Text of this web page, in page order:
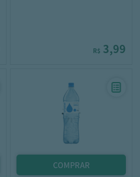
R$ 3,99